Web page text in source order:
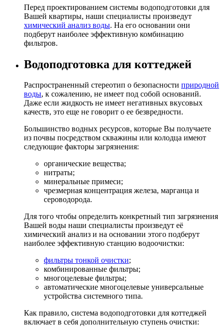
Перед проектированием системы водоподготовки для
Вашей квартиры, наши специалисты произведут
химический анализ воды. На его основании они
подберут наиболее эффективную комбинацию
фильтров.
Водоподготовка для коттеджей
Распространенный стереотип о безопасности природной
воды, к сожалению, не имеет под собой оснований.
Даже если жидкость не имеет негативных вкусовых
качеств, это еще не говорит о ее безвредности.
Большинство водных ресурсов, которые Вы получаете
из почвы посредством скважины или колодца имеют
следующие факторы загрязнения:
органические вещества;
нитраты;
минеральные примеси;
чрезмерная концентрация железа, марганца и
сероводорода.
Для того чтобы определить конкретный тип загрязнения
Вашей воды наши специалисты произведут её
химический анализ и на основании этого подберут
наиболее эффективную станцию водоочистки:
фильтры тонкой очистки;
комбинированные фильтры;
многоцелевые фильтры;
автоматические многоцелевые универсальные
устройства системного типа.
Как правило, система водоподготовки для коттеджей
включает в себя дополнительную ступень очистки: